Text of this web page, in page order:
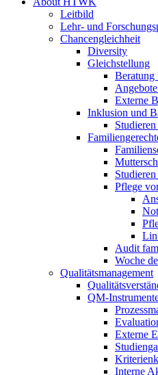
Leitbild
Lehr- und
Chancengleichheit
Diversity
Gleichstellung
Beratung
Externe
Inklusion und
Pflege
Audit
Woche
Qualitätsmanagement
QM-
Externe
Interne